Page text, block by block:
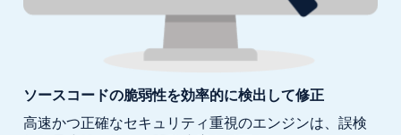
ソースコードの脆弱性を効率的に検出して修正
高速かつ正確なセキュリティ重視のエンジンは、誤検